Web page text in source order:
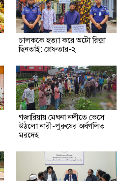
চালককে হত্যা করে অটো রিক্সা
ছিনতাই: গ্রেফতার-২
গজারিয়ায় মেঘনা নদীতে ভেসে
উঠলো নারী-পুরুষের অর্ধগলিত
মরদেহ